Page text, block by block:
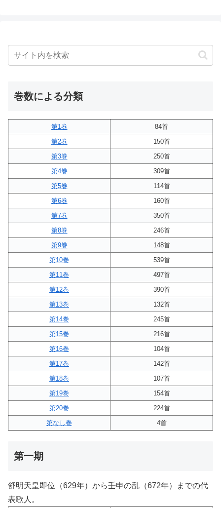
巻数による分類
第1巻
84首
第2巻
150首
第3巻
250首
第4巻
309首
第5巻
114首
第6巻
160首
第7巻
350首
第8巻
246首
第9巻
148首
第10巻
539首
第11巻
497首
第12巻
390首
第13巻
132首
第14巻
245首
第15巻
216首
第16巻
104首
第17巻
142首
第18巻
107首
第19巻
154首
第20巻
224首
第なし巻
4首
第一期
舒明天皇即位（629年）から壬申の乱（672年）までの代
表歌人。